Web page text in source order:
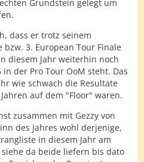
Grundstein gelegt um
dass er trotz seinem
bzw. 3. European Tour Finale
diesem Jahr weiterhin noch
der Pro Tour OoM steht. Das
wie schwach die Resultate
auf dem "Floor" waren.
zusammen mit Gezzy von
des Jahres wohl derjenige,
in diesem Jahr am
da beide liefern bis dato